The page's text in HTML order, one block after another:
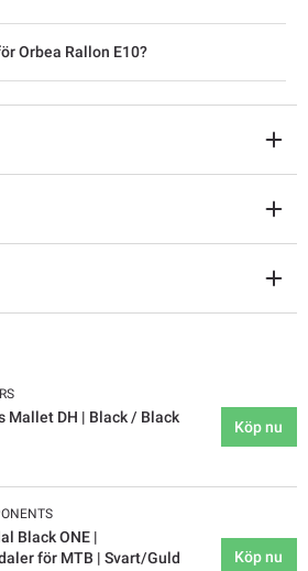
Orbea Rallon E10?
Mallet DH | Black / Black
Köp nu
Black ONE |
för MTB | Svart/Guld
Köp nu